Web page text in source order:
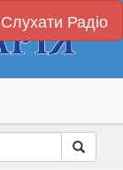
Слухати Радіо